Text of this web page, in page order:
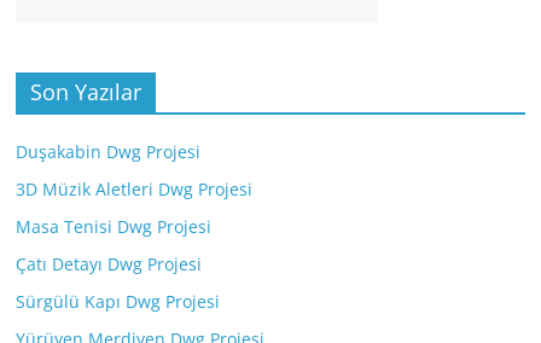
Son Yazılar
Duşakabin Dwg Projesi
3D Müzik Aletleri Dwg Projesi
Masa Tenisi Dwg Projesi
Çatı Detayı Dwg Projesi
Sürgülü Kapı Dwg Projesi